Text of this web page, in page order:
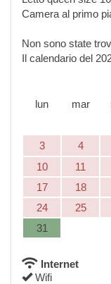
Camera al primo
Non sono state
Il calendario del
lun
mar
3
4
10
11
17
18
24
25
31
Internet
Wifi